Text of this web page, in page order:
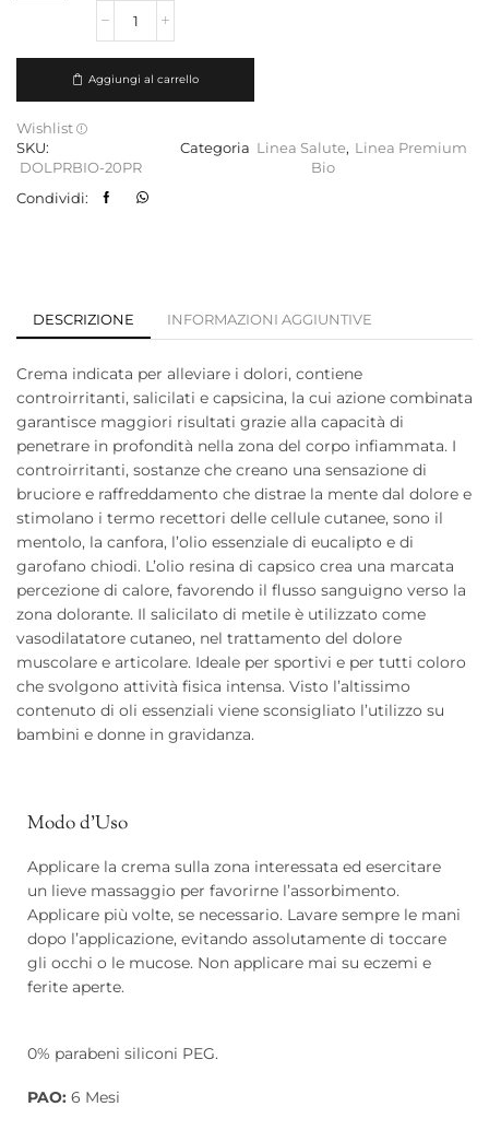
Aggiungi al carrello
Wishlist
SKU:
DOLPRBIO-20PR
Categoria Linea Salute, Linea Premium
Bio
Condividi:
DESCRIZIONE INFORMAZIONI AGGIUNTIVE
Crema indicata per alleviare i dolori, contiene
controirritanti, salicilati e capsicina, la cui azione combinata
garantisce maggiori risultati grazie alla capacità di
penetrare in profondità nella zona del corpo infiammata. I
controirritanti, sostanze che creano una sensazione di
bruciore e raffreddamento che distrae la mente dal dolore e
stimolano i termo recettori delle cellule cutanee, sono il
mentolo, la canfora, l’olio essenziale di eucalipto e di
garofano chiodi. L’olio resina di capsico crea una marcata
percezione di calore, favorendo il flusso sanguigno verso la
zona dolorante. Il salicilato di metile è utilizzato come
vasodilatatore cutaneo, nel trattamento del dolore
muscolare e articolare. Ideale per sportivi e per tutti coloro
che svolgono attività fisica intensa. Visto l’altissimo
contenuto di oli essenziali viene sconsigliato l’utilizzo su
bambini e donne in gravidanza.
Modo d'Uso
Applicare la crema sulla zona interessata ed esercitare
un lieve massaggio per favorirne l’assorbimento.
Applicare più volte, se necessario. Lavare sempre le mani
dopo l’applicazione, evitando assolutamente di toccare
gli occhi o le mucose. Non applicare mai su eczemi e
ferite aperte.
0% parabeni siliconi PEG.
PAO: 6 Mesi